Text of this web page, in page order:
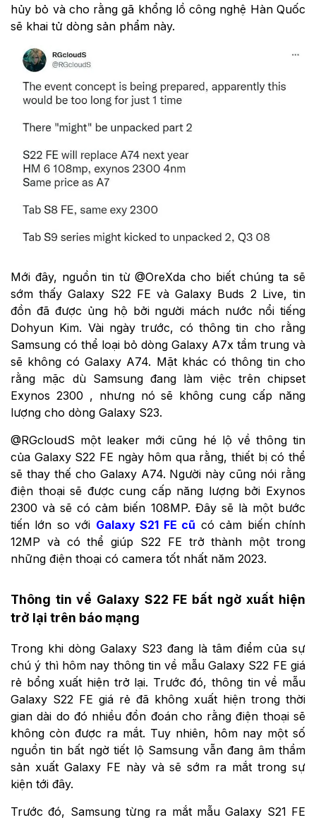
hủy bỏ và cho rằng gã khổng lồ công nghệ Hàn Quốc
sẽ khai tử dòng sản phẩm này.
Mới đây, nguồn tin từ @OreXda cho biết chúng ta sẽ
sớm thấy Galaxy S22 FE và Galaxy Buds 2 Live, tin
đồn đã được ủng hộ bởi người mách nước nổi tiếng
Dohyun Kim. Vài ngày trước, có thông tin cho rằng
Samsung có thể loại bỏ dòng Galaxy A7x tầm trung và
sẽ không có Galaxy A74. Mặt khác có thông tin cho
rằng mặc dù Samsung đang làm việc trên chipset
Exynos 2300 , nhưng nó sẽ không cung cấp năng
lượng cho dòng Galaxy S23.
@RGcloudS một leaker mới cũng hé lộ về thông tin
của Galaxy S22 FE ngày hôm qua rằng, thiết bị có thể
sẽ thay thế cho Galaxy A74. Người này cũng nói rằng
điện thoại sẽ được cung cấp năng lượng bởi Exynos
2300 và sẽ có cảm biến 108MP. Đây sẽ là một bước
tiến lớn so với Galaxy S21 FE cũ có cảm biến chính
12MP và có thể giúp S22 FE trở thành một trong
những điện thoại có camera tốt nhất năm 2023.
Thông tin về Galaxy S22 FE bất ngờ xuất hiện
trở lại trên báo mạng
Trong khi dòng Galaxy S23 đang là tâm điểm của sự
chú ý thì hôm nay thông tin về mẫu Galaxy S22 FE giá
rẻ bổng xuất hiện trở lại. Trước đó, thông tin về mẫu
Galaxy S22 FE giá rẻ đã không xuất hiện trong thời
gian dài do đó nhiều đồn đoán cho rằng điện thoại sẽ
không còn được ra mắt. Tuy nhiên, hôm nay một số
nguồn tin bất ngờ tiết lộ Samsung vẫn đang âm thầm
sản xuất Galaxy FE này và sẽ sớm ra mắt trong sự
kiện tới đây.
Trước đó, Samsung từng ra mắt mẫu Galaxy S21 FE